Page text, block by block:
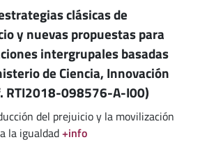
clásicas de
y nuevas propuestas para
intergrupales basadas
de Ciencia, Innovación
RTI2018-098576-A-I00)
del prejuicio y la movilización
la igualdad+info